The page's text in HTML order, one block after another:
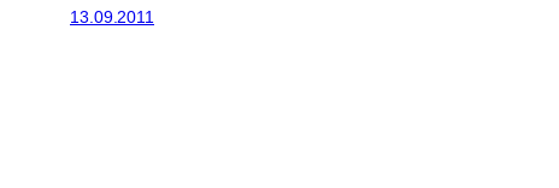
13.09.2011